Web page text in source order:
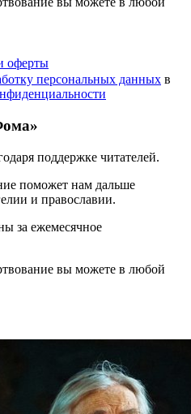
оферты
персональных данных в
поддержке читателей.
поможет нам дальше
и православии.
за ежемесячное
вы можете в любой